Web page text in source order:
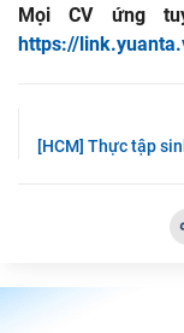
Mọi CV ứng
https://